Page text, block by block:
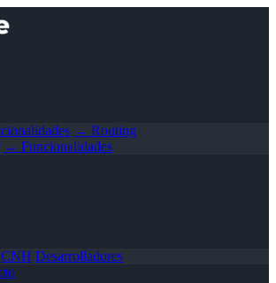
→ Routing
→ Funcionalidades
CNH Desarrolladores